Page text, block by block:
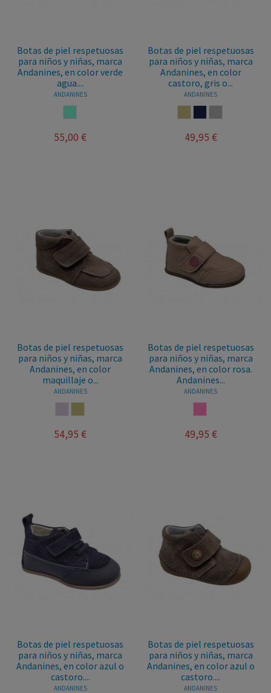
Botas de piel respetuosas
para niños y niñas, marca
Andanines, en color verde
agua....
ANDANINES
55,00 €
Botas de piel respetuosas
para niños y niñas, marca
Andanines, en color
castoro, gris o...
ANDANINES
49,95 €
Botas de piel respetuosas
para niños y niñas, marca
Andanines, en color
maquillaje o...
ANDANINES
54,95 €
Botas de piel respetuosas
para niños y niñas, marca
Andanines, en color rosa.
Andanines...
ANDANINES
49,95 €
Botas de piel respetuosas
para niños y niñas, marca
Andanines, en color azul o
castoro....
ANDANINES
Botas de piel respetuosas
para niños y niñas, marca
Andanines, en color azul o
castoro....
ANDANINES